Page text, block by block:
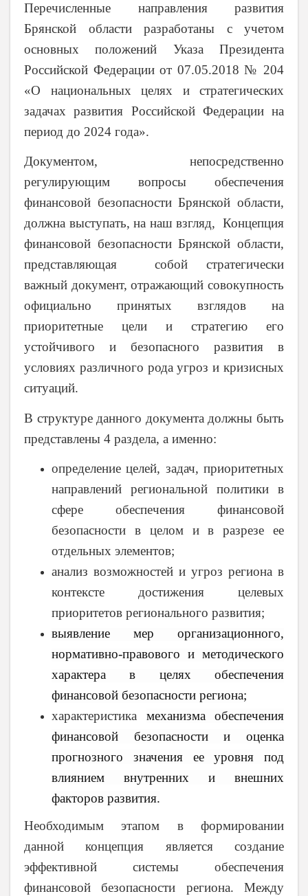
Перечисленные направления развития
Брянской области разработаны с учетом
основных положений Указа Президента
Российской Федерации от 07.05.2018 № 204
«О национальных целях и стратегических
задачах развития Российской Федерации на
период до 2024 года».
Документом, непосредственно
регулирующим вопросы обеспечения
финансовой безопасности Брянской области,
должна выступать, на наш взгляд, Концепция
финансовой безопасности Брянской области,
представляющая собой стратегически
важный документ, отражающий совокупность
официально принятых взглядов на
приоритетные цели и стратегию его
устойчивого и безопасного развития в
условиях различного рода угроз и кризисных
ситуаций.
В структуре данного документа должны быть
представлены 4 раздела, а именно:
определение целей, задач, приоритетных
направлений региональной политики в
сфере обеспечения финансовой
безопасности в целом и в разрезе ее
отдельных элементов;
анализ возможностей и угроз региона в
контексте достижения целевых
приоритетов регионального развития;
выявление мер организационного,
нормативно-правового и методического
характера в целях обеспечения
финансовой безопасности региона;
характеристика механизма обеспечения
финансовой безопасности и оценка
прогнозного значения ее уровня под
влиянием внутренних и внешних
факторов развития.
Необходимым этапом в формировании
данной концепция является создание
эффективной системы обеспечения
финансовой безопасности региона. Между